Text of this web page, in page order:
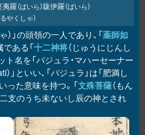
夷羅（ばいら）跋伊羅（ばいら）
るやくしゃ）
）」の頭領の一人であり、「薬師如
である「十二神将（じゅうにじんし
ト名を「パジュラ・マハーセーナー
」といい、「パジュラ」は「肥満し
いった意味を持つ。「文殊菩薩（もん
二支のうち未ないし辰の神とされ